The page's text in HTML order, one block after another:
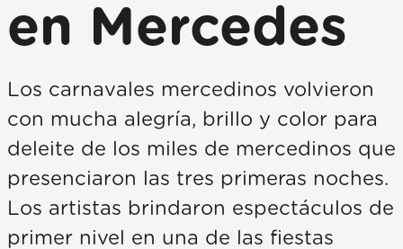
en Mercedes
Los carnavales mercedinos volvieron
con mucha alegría, brillo y color para
deleite de los miles de mercedinos que
presenciaron las tres primeras noches.
Los artistas brindaron espectáculos de
primer nivel en una de las fiestas